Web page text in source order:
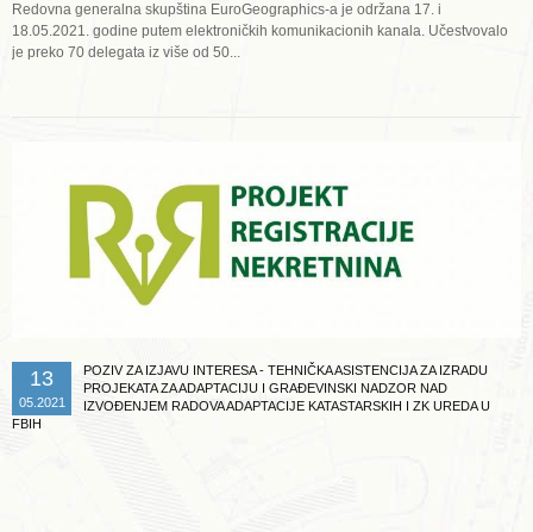
Redovna generalna skupština EuroGeographics-a je održana 17. i
18.05.2021. godine putem elektroničkih komunikacionih kanala. Učestvovalo
je preko 70 delegata iz više od 50...Opširnije ...
13
05.2021
POZIV ZA IZJAVU INTERESA - TEHNIČKA ASISTENCIJA ZA IZRADU
PROJEKATA ZA ADAPTACIJU I GRAĐEVINSKI NADZOR NAD
IZVOĐENJEM RADOVA ADAPTACIJE KATASTARSKIH I ZK UREDA U
FBIH